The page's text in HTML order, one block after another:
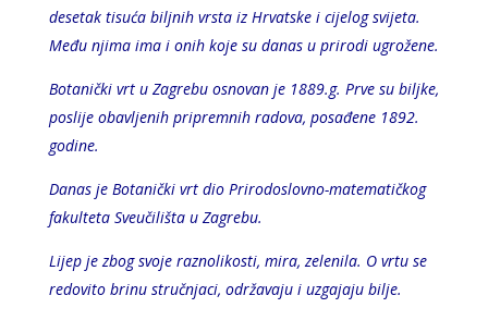
desetak tisuća biljnih vrsta iz Hrvatske i cijelog svijeta.
Među njima ima i onih koje su danas u prirodi ugrožene.
Botanički vrt u Zagrebu osnovan je 1889.g. Prve su biljke,
poslije obavljenih pripremnih radova, posađene 1892.
godine.
Danas je Botanički vrt dio Prirodoslovno-matematičkog
fakulteta Sveučilišta u Zagrebu.
Lijep je zbog svoje raznolikosti, mira, zelenila. O vrtu se
redovito brinu stručnjaci, održavaju i uzgajaju bilje.